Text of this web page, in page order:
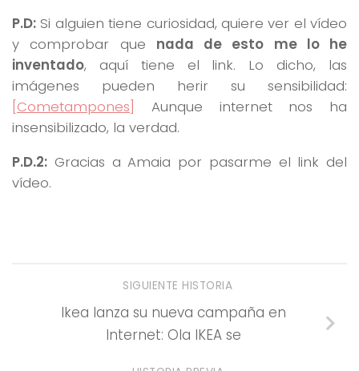
P.D: Si alguien tiene curiosidad, quiere ver el vídeo
y comprobar que nada de esto me lo he
inventado, aquí tiene el link. Lo dicho, las
imágenes pueden herir su sensibilidad:
[Cometampones]
Aunque internet nos ha
insensibilizado, la verdad.
P.D.2: Gracias a Amaia por pasarme el link del
vídeo.
SIGUIENTE HISTORIA
Ikea lanza su nueva campaña en
Internet: Ola IKEA se